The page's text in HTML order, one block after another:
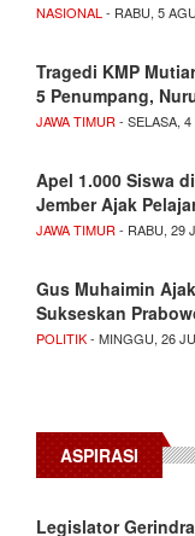
NASIONAL - RABU, 5
Tragedi KMP
5 Penumpang,
JAWA TIMUR - SELASA,
Apel 1.000 Siswa
Jember Ajak
JAWA TIMUR - RABU, 29
Gus Muhaimin
Sukseskan
POLITIK- MINGGU, 26
ASPIRASI
Legislator